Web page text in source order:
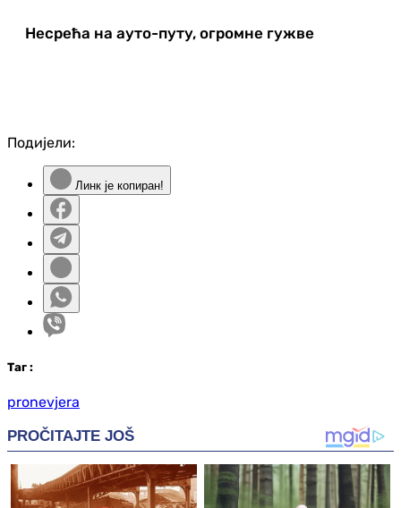
Несрећа на ауто-путу, огромне гужве
Подијели:
Линк је копиран!
Таг :
pronevjera